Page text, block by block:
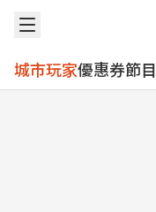
城市玩家優惠券節目